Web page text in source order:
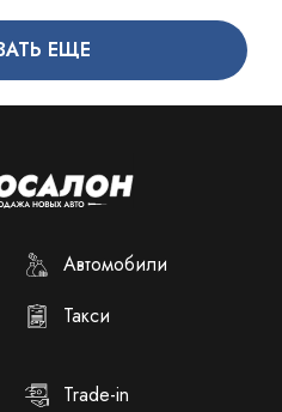
ЕЩЕ
Автомобили
Такси
Trade-in